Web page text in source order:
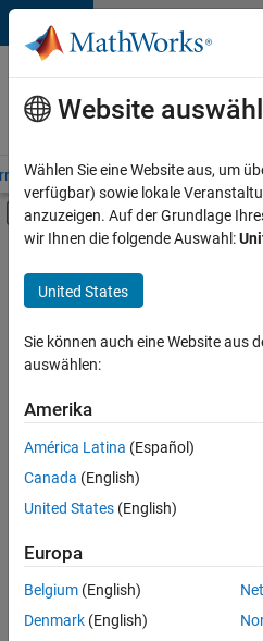
Weiter zum Inhalt
Karriere
bei
MathWorks
– Übersicht Stellensuche
Umschaltung für
Hauptinhalt
Education Sales
Inside Sales
Business Model Team
+2
Derzeit
es
keine
offenen
Stellen,
Ihren
Suchkriterien
entsprechen.
Website
Wählen Sie eine Website aus, um
verfügbar) sowie lokale
anzuzeigen. Auf der Grundlage
wir Ihnen die folgende Auswahl:
United States
Sie können auch eine Website aus
auswählen:
Amerika
América Latina (Español)
Canada (English)
United States (English)
Europa
Belgium (English)
Denmark (English)